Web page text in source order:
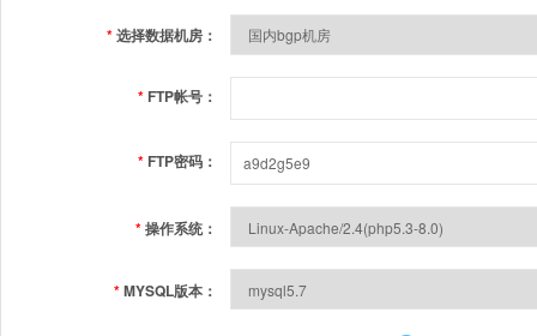
*选择数据机房：
* FTP帐号：
* FTP密码：
*操作系统：
*MYSQL版本：